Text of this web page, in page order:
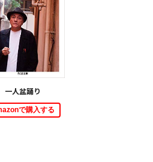
一人盆踊り
で購入する